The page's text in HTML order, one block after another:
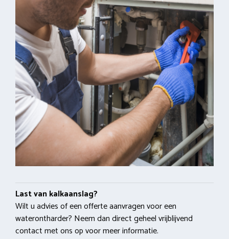
Last van kalkaanslag?
Wilt u advies of een offerte aanvragen voor een
waterontharder? Neem dan direct geheel vrijblijvend
contact met ons op voor meer informatie.